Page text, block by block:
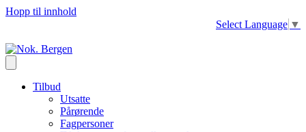
Hopp til innhold
Select Language ▼
Tilbud
Utsatte
Pårørende
Fagpersoner